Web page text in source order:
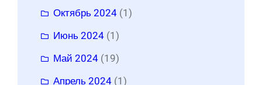
Октябрь 2024 (1)
Июнь 2024 (1)
Май 2024 (19)
Апрель 2024 (1)